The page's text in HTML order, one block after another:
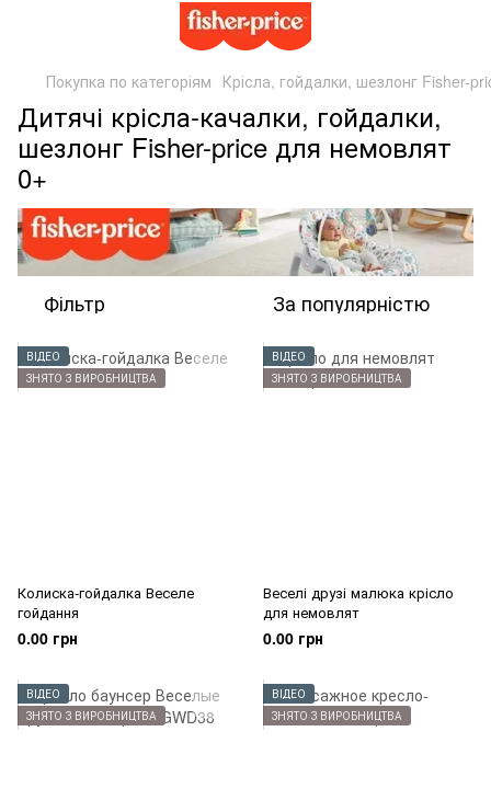
Покупка по категоріям Крісла, гойдалки, шезлонг Fisher-
Дитячі крісла-качалки, гойдалки,
шезлонг Fisher-price для немовлят
0+
Фільтр За популярністю
ВІДЕО
ЗНЯТО З ВИРОБНИЦТВА
Колиска-гойдалка Веселе
гойдання
0.00 грн
ВІДЕО
ЗНЯТО З ВИРОБНИЦТВА
Веселі друзі малюка крісло
для немовлят
0.00 грн
ВІДЕО
ЗНЯТО З ВИРОБНИЦТВА
ВІДЕО
ЗНЯТО З ВИРОБНИЦТВА